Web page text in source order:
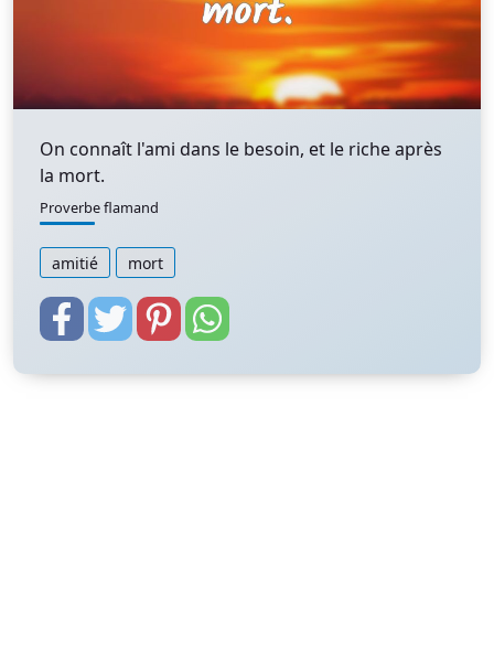
On connaît l'ami dans le besoin, et le riche après
la mort.
Proverbe flamand
amitié mort